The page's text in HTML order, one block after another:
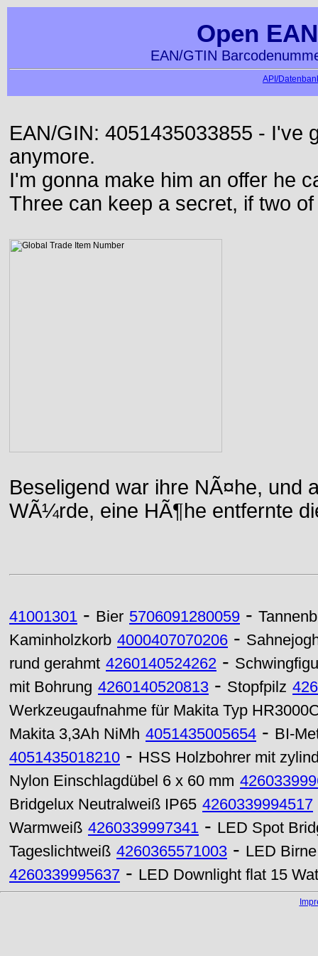
Open
EAN/GTIN
API/
EAN/GIN: 4051435033855 - I've
anymore.
I'm gonna make him an offer he
Three can keep a secret, if two
Beseligend war ihre NÃ¤he, und
WÃ¼rde, eine HÃ¶he entfernte
41001301 - Bier 5706091280059 -
Kaminholzkorb 4000407070206 -
rund gerahmt 4260140524262 -
mit Bohrung 4260140520813 - Stopfpilz
Werkzeugaufnahme für Makita Typ
Makita 3,3Ah NiMh 4051435005654 - BI-
4051435018210 - HSS Holzbohrer mit
Nylon Einschlagdübel 6 x 60 mm
Bridgelux Neutralweiß IP65 4260339994517
Warmweiß 4260339997341 - LED Spot
Tageslichtweiß 4260365571003 - LED
4260339995637 - LED Downlight flat 15